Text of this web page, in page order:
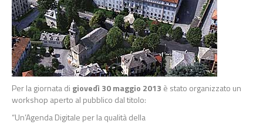
Per la giornata di giovedì 30 maggio 2013 è stato organizzato un
workshop aperto al pubblico dal titolo:
“Un’Agenda Digitale per la qualità della